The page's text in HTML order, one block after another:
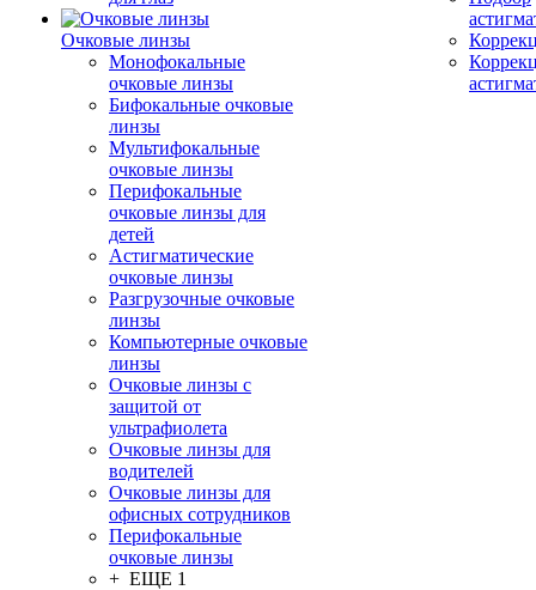
Очковые линзы
Монофокальные
очковые линзы
Бифокальные очковые
линзы
Мультифокальные
очковые линзы
Перифокальные
очковые линзы для
детей
Астигматические
очковые линзы
Разгрузочные очковые
линзы
Компьютерные очковые
линзы
Очковые линзы с
защитой от
ультрафиолета
Очковые линзы для
водителей
Очковые линзы для
офисных сотрудников
Перифокальные
очковые линзы
+ ЕЩЕ 1